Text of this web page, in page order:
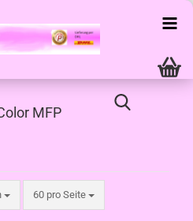
MFP
60 pro Seite
pro Seite